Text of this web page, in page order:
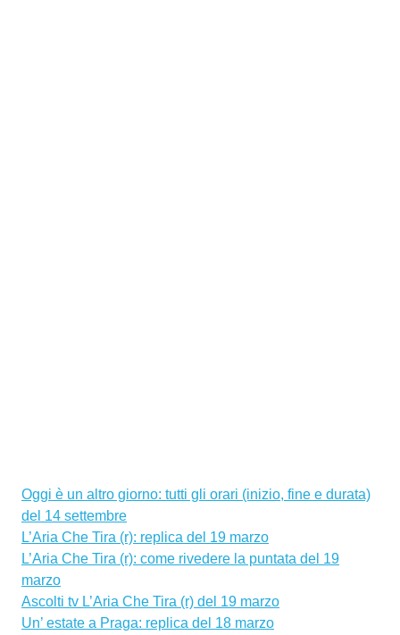
Oggi è un altro giorno: tutti gli orari (inizio, fine e durata)
del 14 settembre
L’Aria Che Tira (r): replica del 19 marzo
L’Aria Che Tira (r): come rivedere la puntata del 19
marzo
Ascolti tv L’Aria Che Tira (r) del 19 marzo
Un’ estate a Praga: replica del 18 marzo